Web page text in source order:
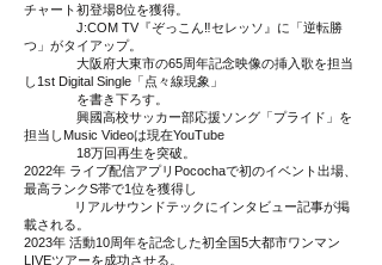
チャート初登場8位を獲得。
J:COM TV『ぞっこん‼️セレッソ』に「逆転勝
つ」がタイアップ。
大阪府大東市の65周年記念映像の挿入歌を担当
し1st Digital Single「点々線現象」
を書き下ろす。
興國高校サッカー部応援ソング「プライド」を
担当しMusic Videoは現在YouTube
18万回再生を突破。
2022年 ライブ配信アプリPocochaで初のイベント出場、
最高ランクS帯で1位を獲得し
リアルサウンドテックにインタビュー記事が掲
載される。
2023年 活動10周年を記念した初全国5大都市ワンマン
LIVEツアーを成功させる。